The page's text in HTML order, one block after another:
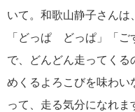
いて。和歌山静子さんは
「どっぱ どっぱ」「
で、どんどん走ってくる
めくるよろこびを味わい
って、走る気分になれま